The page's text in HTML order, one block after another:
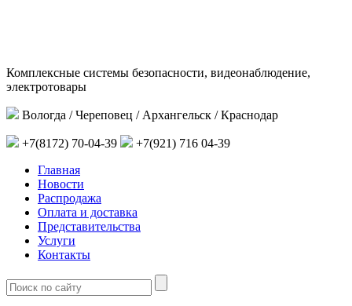
Комплексные системы безопасности, видеонаблюдение,
электротовары
Вологда / Череповец / Архангельск / Краснодар
+7(8172) 70-04-39
+7(921) 716 04-39
Главная
Новости
Распродажа
Оплата и доставка
Представительства
Услуги
Контакты